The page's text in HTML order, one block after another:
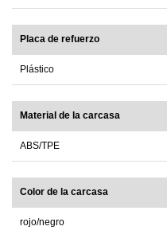
Placa de refuerzo
Plástico
Material de la carcasa
ABS/TPE
Color de la carcasa
rojo/negro